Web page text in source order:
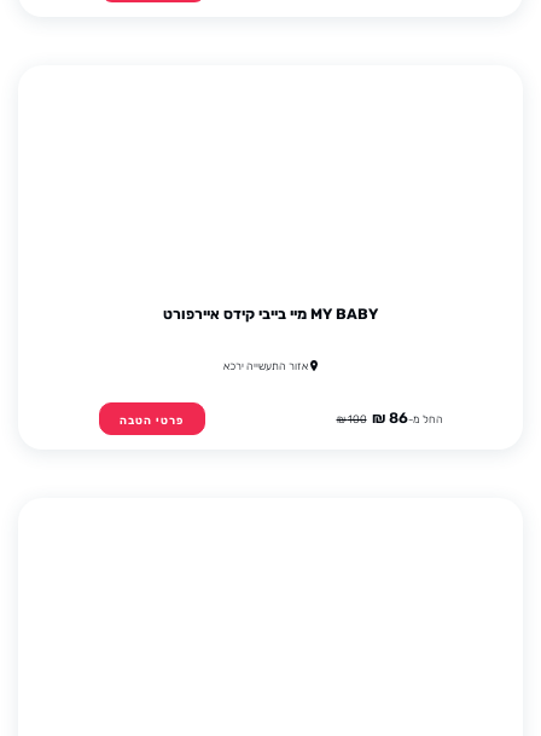
MY BABY מיי בייבי קידס איירפורט
אזור התעשייה ירכא
החל מ-86 ₪
100 ₪ פרטי הטבה